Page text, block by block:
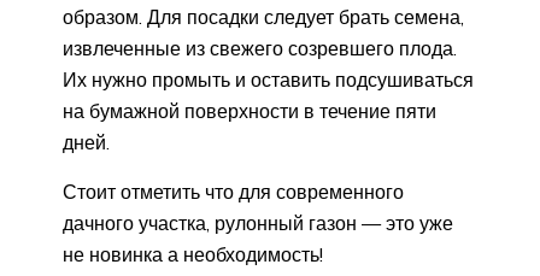
образом. Для посадки следует брать семена,
извлеченные из свежего созревшего плода.
Их нужно промыть и оставить подсушиваться
на бумажной поверхности в течение пяти
дней.
Стоит отметить что для современного
дачного участка, рулонный газон — это уже
не новинка а необходимость!